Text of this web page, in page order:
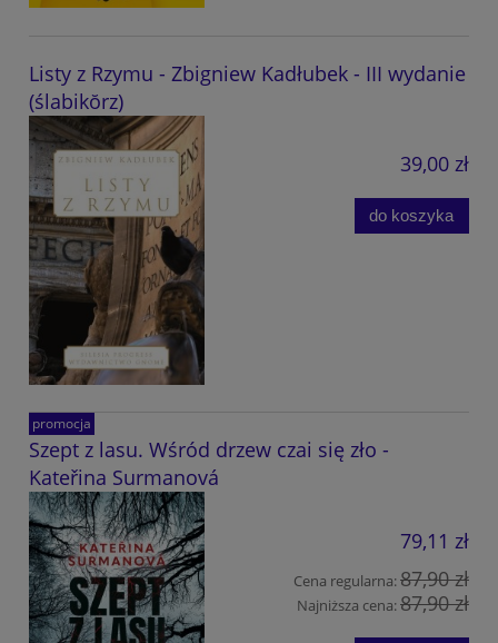
Listy z Rzymu - Zbigniew Kadłubek - III wydanie
(ślabikŏrz)
39,00 zł
do koszyka
Szept z lasu. Wśród drzew czai się zło -
Kateřina Surmanová
79,11 zł
Cena regularna:87,90 zł
Najniższa cena:87,90 zł
promocja